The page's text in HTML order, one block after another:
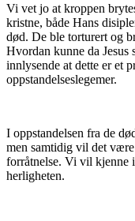
Vi vet jo at kroppen
kristne, både Hans
død. De ble torturert og
Hvordan kunne da Jesus
innlysende at dette er et
oppstandelseslegemer.
I oppstandelsen fra de
men samtidig vil det
forråtnelse. Vi vil kjenne
herligheten.